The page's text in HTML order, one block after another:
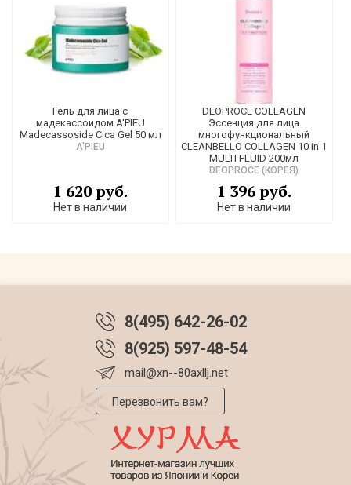
Гель для лица с
мадекассоидом A'PIEU
Madecassoside Cica Gel 50 мл
A'PIEU
1 620 руб.
Нет в наличии
DEOPROCE COLLAGEN
Эссенция для лица
многофункциональный
CLEANBELLO COLLAGEN 10 in 1
MULTI FLUID 200мл
DEOPROCE (КОРЕЯ)
1 396 руб.
Нет в наличии
8(495) 642-26-02
8(925) 597-48-54
mail@xn--80axllj.net
Перезвонить вам?